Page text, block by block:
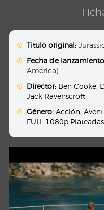
Titulo original:
Fecha de
America)
Director: Ben Cooke
Jack Ravenscroft
Género: Acción ,
FULL 1080p Plateadas